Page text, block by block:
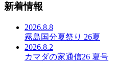
新着情報
2026.8.8
霧島国分夏祭り 26夏
2026.8.2
カマダの家通信26 夏号